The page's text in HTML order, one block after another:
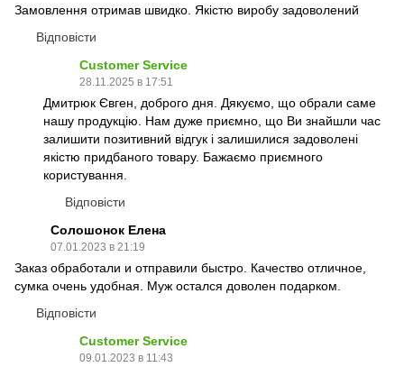
Замовлення отримав швидко. Якістю виробу задоволений
Відповісти
Customer Service
28.11.2025 в 17:51
Дмитрюк Євген, доброго дня. Дякуємо, що обрали саме
нашу продукцію. Нам дуже приємно, що Ви знайшли час
залишити позитивний відгук і залишилися задоволені
якістю придбаного товару. Бажаємо приємного
користування.
Відповісти
Солошонок Елена
07.01.2023 в 21:19
Заказ обработали и отправили быстро. Качество отличное,
сумка очень удобная. Муж остался доволен подарком.
Відповісти
Customer Service
09.01.2023 в 11:43